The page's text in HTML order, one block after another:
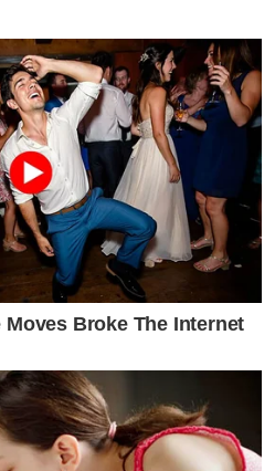
ครับ #ลำยอง นอนพักก่อนนะ
จครับ❤️😊🙏 ลำยอง หนองหิน
นอะไรไม่ได้ ทานลำบาก บาง
าหาร
ที่2หลังผ่าตัด และกินตลอด หิว
Broke The Internet